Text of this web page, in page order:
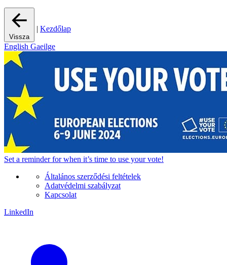
Vissza
| Kezdőlap
English Gaeilge
Set a reminderfor when it’s time to use your vote!
Általános szerződési feltételek
Adatvédelmi szabályzat
Kapcsolat
LinkedIn